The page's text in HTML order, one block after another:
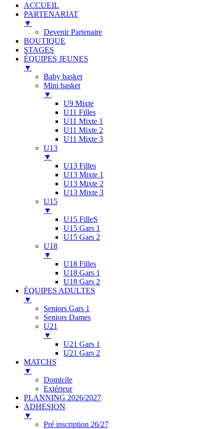
ACCUEIL
PARTENARIAT
▼
Devenir Partenaire
BOUTIQUE
STAGES
ÉQUIPES JEUNES
▼
Baby basket
Mini basket
▼
U9 Mixte
U11 Filles
U11 Mixte 1
U11 Mixte 2
U11 Mixte 3
U13
▼
U13 Filles
U13 Mixte 1
U13 Mixte 2
U13 Mixte 3
U15
▼
U15 FilleS
U15 Gars 1
U15 Gars 2
U18
▼
U18 Filles
U18 Gars 1
U18 Gars 2
ÉQUIPES ADULTES
▼
Seniors Gars 1
Seniors Dames
U21
▼
U21 Gars 1
U21 Gars 2
MATCHS
▼
Domicile
Extérieur
PLANNING 2026/2027
ADHESION
▼
Pré inscription 26/27